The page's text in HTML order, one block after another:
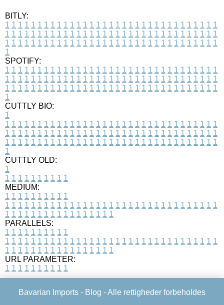
BITLY:
1 1 1 1 1 1 1 1 1 1 1 1 1 1 1 1 1 1 1 1 1 1 1 1 1 1 1 1 1 1 1 1 1
1 1 1 1 1 1 1 1 1 1 1 1 1 1 1 1 1 1 1 1 1 1 1 1 1 1 1 1 1 1 1 1 1
1 1 1 1 1 1 1 1 1 1 1 1 1 1 1 1 1 1 1 1 1 1 1 1 1 1 1 1 1 1 1 1 1
1
SPOTIFY:
1 1 1 1 1 1 1 1 1 1 1 1 1 1 1 1 1 1 1 1 1 1 1 1 1 1 1 1 1 1 1 1 1
1 1 1 1 1 1 1 1 1 1 1 1 1 1 1 1 1 1 1 1 1 1 1 1 1 1 1 1 1 1 1 1 1
1 1 1 1 1 1 1 1 1 1 1 1 1 1 1 1 1 1 1 1 1 1 1 1 1 1 1 1 1 1 1 1 1
1
CUTTLY BIO:
1
1 1 1 1 1 1 1 1 1 1 1 1 1 1 1 1 1 1 1 1 1 1 1 1 1 1 1 1 1 1 1 1 1
1 1 1 1 1 1 1 1 1 1 1 1 1 1 1 1 1 1 1 1 1 1 1 1 1 1 1 1 1 1 1 1 1
1 1 1 1 1 1 1 1 1 1 1 1 1 1 1 1 1 1 1 1 1 1 1 1 1 1 1 1 1 1 1 1 1
1
CUTTLY OLD:
1
1 1 1 1 1 1 1 1 1 1
MEDIUM:
1 1 1 1 1 1 1 1 1 1
1 1 1 1 1 1 1 1 1 1 1 1 1 1 1 1 1 1 1 1 1 1 1 1 1 1 1 1 1 1 1 1 1
1 1 1 1 1 1 1 1 1 1 1 1 1 1 1 1 1
PARALLELS:
1 1 1 1 1 1 1 1 1 1
1 1 1 1 1 1 1 1 1 1 1 1 1 1 1 1 1 1 1 1 1 1 1 1 1 1 1 1 1 1 1 1 1
1 1 1 1 1 1 1 1 1 1 1 1 1 1 1 1 1
URL PARAMETER:
1 1 1 1 1 1 1 1 1 1
Bavarian Imports - Blog - Alle rettigheder forbeholdes